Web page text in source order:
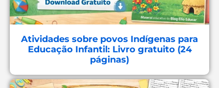
Atividades sobre povos Indígenas para
Educação Infantil: Livro gratuito (24
páginas)